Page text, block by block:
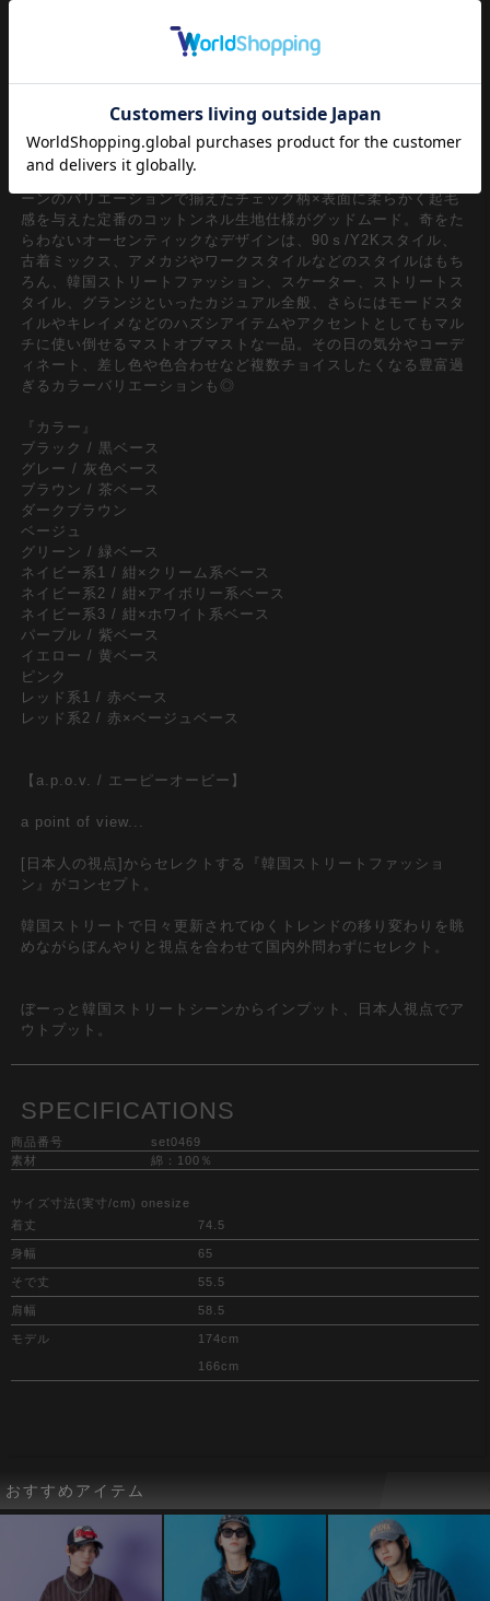
ウス。特に今期、90ｓ/Y2Kスタイル、古着ミックスなどのクラ
シックな雰囲気のトレンドからもレトロなイメージの『ネルシャ
【今】の空気感にドンピシャでメンズレディース問わずユニセッ
クスで着たい一枚。
クラシカルな空気感を奏でるどこか懐かしくも逆に今新鮮なパタ
ーンのバリエーションで揃えたチェック柄×表面に柔らかく起毛
感を与えた定番のコットンネル生地仕様がグッドムード。奇をた
らわないオーセンティックなデザインは、90ｓ/Y2Kスタイル、
古着ミックス、アメカジやワークスタイルなどのスタイルはもち
ろん、韓国ストリートファッション、スケーター、ストリートス
タイル、グランジといったカジュアル全般、さらにはモードスタ
イルやキレイメなどのハズシアイテムやアクセントとしてもマル
チに使い倒せるマストオブマストな一品。その日の気分やコーデ
ィネート、差し色や色合わせなど複数チョイスしたくなる豊富過
ぎるカラーバリエーションも◎
『カラー』
ブラック / 黒ベース
グレー / 灰色ベース
ブラウン / 茶ベース
ダークブラウン
ベージュ
グリーン / 緑ベース
ネイビー系1 / 紺×クリーム系ベース
ネイビー系2 / 紺×アイボリー系ベース
ネイビー系3 / 紺×ホワイト系ベース
パープル / 紫ベース
イエロー / 黄ベース
ピンク
レッド系1 / 赤ベース
レッド系2 / 赤×ベージュベース
【a.p.o.v. / エーピーオービー】
a point of view...
[日本人の視点]からセレクトする『韓国ストリートファッショ
ン』がコンセプト。
韓国ストリートで日々更新されてゆくトレンドの移り変わりを眺
めながらぼんやりと視点を合わせて国内外問わずにセレクト。
ぼーっと韓国ストリートシーンからインプット、日本人視点でア
ウトプット。
SPECIFICATIONS
商品番号
set0469
素材
綿：100％
サイズ寸法(実寸/cm) onesize
着丈
74.5
身幅 65
そで丈 55.5
肩幅 58.5
モデル 174cm
166cm
おすすめアイテム